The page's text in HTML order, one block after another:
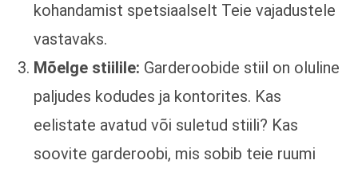
kohandamist spetsiaalselt Teie vajadustele
vastavaks.
Mõelge stiilile: Garderoobide stiil on oluline
paljudes kodudes ja kontorites. Kas
eelistate avatud või suletud stiili? Kas
soovite garderoobi, mis sobib teie ruumi